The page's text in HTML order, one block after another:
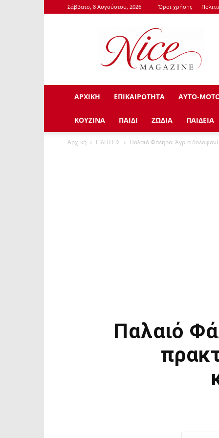
Σάββατο, 8 Αυγούστου, 2026 Όροι χρήσης
NiceMagazine.Gr
ΑΡΧΙΚΗ ΕΠΙΚΑΙΡΟΤΗΤΑ ΑΥΤΟ-
ΚΟΥΖΙΝΑ ΠΑΙΔΙ ΖΩΔΙΑ ΠΑΙΔΕΙΑ
Αρχική ΕΙΔΗΣΕΙΣ Παλαιό Φάληρο: Άγρια
Παλαιό